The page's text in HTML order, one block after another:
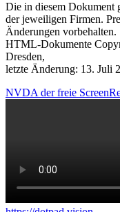
Die in diesem Dokument
der jeweiligen Firmen.
Änderungen vorbehalten.
HTML-Dokumente
Dresden,
letzte Änderung: 13. Juli
NVDA der freie